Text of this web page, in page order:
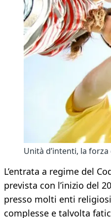
Unità d’intenti, la
L’entrata a regime del
prevista con l’inizio del
presso molti enti
complesse e talvolta